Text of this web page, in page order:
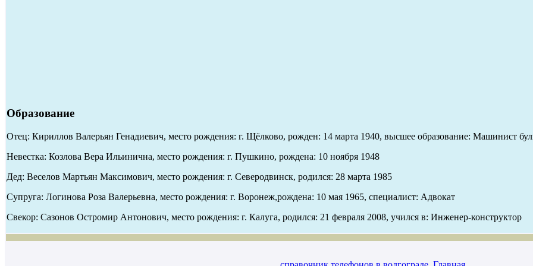
Образование
Отец: Кириллов Валерьян Генадиевич, место рождения: г. Щёлково, рожден: 14 марта 1940, высшее образование: Машинист
Невестка: Козлова Вера Ильинична, место рождения: г. Пушкино, рождена: 10 ноября 1948
Дед: Веселов Мартьян Максимович, место рождения: г. Северодвинск, родился: 28 марта 1985
Супруга: Логинова Роза Валерьевна, место рождения: г. Воронеж,рождена: 10 мая 1965, специалист: Адвокат
Свекор: Сазонов Остромир Антонович, место рождения: г. Калуга, родился: 21 февраля 2008, учился в: Инженер-конструктор